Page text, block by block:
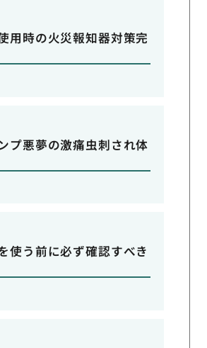
用時の火災報知器対策完
プ悪夢の激痛虫刺され体
使う前に必ず確認すべき